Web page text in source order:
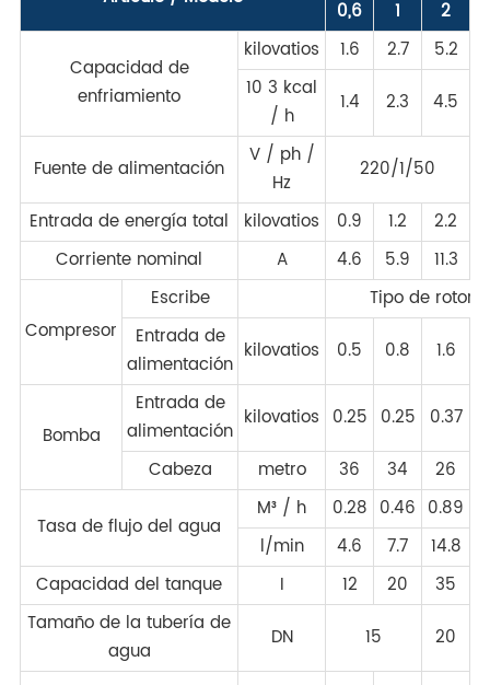
0,6 1 2
Capacidad de
enfriamiento
kilovatios 1.6 2.7 5.2
10 3 kcal
/ h
1.4 2.3 4.5
Fuente de alimentación
V / ph /
Hz
220/1/50
Entrada de energía total
kilovatios 0.9 1.2 2.2
Corriente nominal
A 4.6 5.9 11.3
Compresor
Escribe
Tipo de rotor
Entrada de
alimentación
kilovatios 0.5 0.8 1.6
Bomba
Entrada de
alimentación
kilovatios 0.25 0.25 0.37
Cabeza
metro 36 34 26
Tasa de flujo del agua
M³ / h 0.28 0.46 0.89
l/min
4.6 7.7 14.8
Capacidad del tanque
I 12 20 35
Tamaño de la tubería de
agua
DN 15 20